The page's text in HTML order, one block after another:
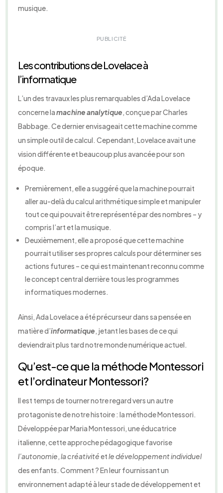
musique.
PUBLICITÉ
Les contributions de Lovelace à
l’informatique
L’un des travaux les plus remarquables d’Ada Lovelace
concerne lamachine analytique, conçue par Charles
Babbage. Ce dernier envisageait cette machine comme
un simple outil de calcul. Cependant, Lovelace avait une
vision différente et beaucoup plus avancée pour son
époque.
Premièrement, elle a suggéré que la machine pourrait
aller au-delà du calcul arithmétique simple et manipuler
tout ce qui pouvait être représenté par des nombres – y
compris l’art et la musique.
Deuxièmement, elle a proposé que cette machine
pourrait utiliser ses propres calculs pour déterminer ses
actions futures – ce qui est maintenant reconnu comme
le concept central derrière tous les programmes
informatiques modernes.
Ainsi, Ada Lovelace a été précurseur dans sa pensée en
matière d’informatique, jetant les bases de ce qui
deviendrait plus tard notre monde numérique actuel.
Qu’est-ce que la méthode Montessori
et l’ordinateur Montessori?
Il est temps de tourner notre regard vers un autre
protagoniste de notre histoire : la méthode Montessori.
Développée par Maria Montessori, une éducatrice
italienne, cette approche pédagogique favorise
l’autonomie,la créativitéetle développement individuel
des enfants. Comment ? En leur fournissant un
environnement adapté à leur stade de développement et